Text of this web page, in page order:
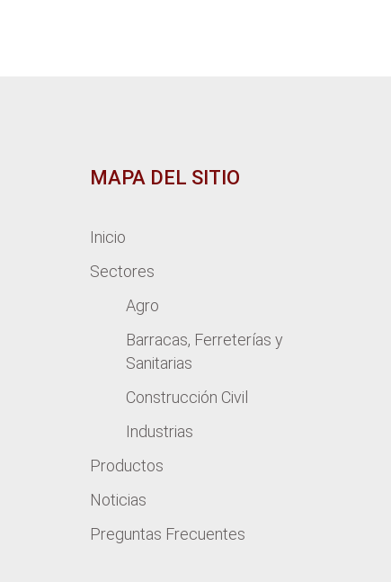
MAPA DEL SITIO
Inicio
Sectores
Agro
Barracas, Ferreterías y
Sanitarias
Construcción Civil
Industrias
Productos
Noticias
Preguntas Frecuentes